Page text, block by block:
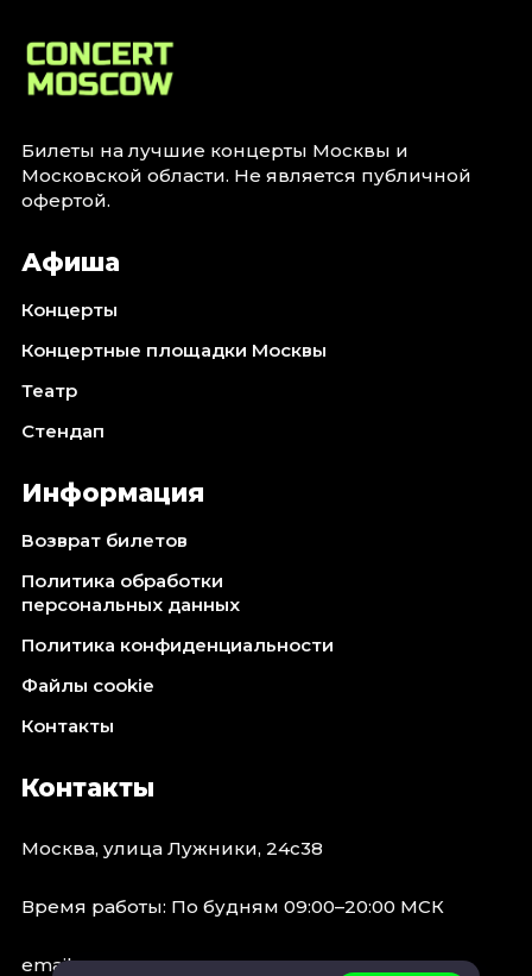
Билеты на лучшие концерты Москвы и
Московской области. Не является публичной
офертой.
Афиша
Концерты
Концертные площадки Москвы
Театр
Стендап
Информация
Возврат билетов
Политика обработки
персональных данных
Политика конфиденциальности
Файлы cookie
Контакты
Контакты
Москва, улица Лужники, 24с38
Время работы: По будням 09:00–20:00 МСК
email: